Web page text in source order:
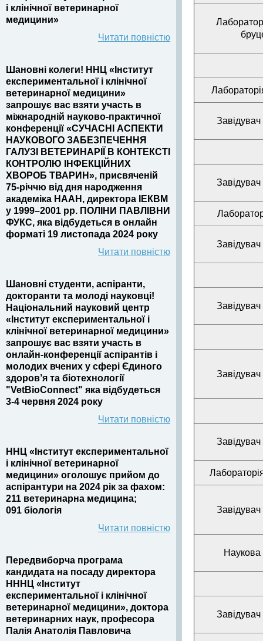
Завідувач
Завідувач
Завідувач
Завідувач
Завідувач
Завідувач
Завідувач
Наукова
Завідувач
і клінічної ветеринарної
медицини»
Читати повністю
Шановні колеги! ННЦ «Інститут
експериментальної і клінічної
ветеринарної медицини»
запрошує вас взяти участь в
міжнародній науково-практичної
конференції «СУЧАСНІ АСПЕКТИ
НАУКОВОГО ЗАБЕЗПЕЧЕННЯ
ГАЛУЗІ ВЕТЕРИНАРІЇ В КОНТЕКСТІ
КОНТРОЛЮ ІНФЕКЦІЙНИХ
ХВОРОБ ТВАРИН», присвяченій
75-річчю від дня народження
академіка НААН, директора ІЕКВМ
у 1999–2001 рр. ПОЛІНИ ПАВЛІВНИ
ФУКС, яка відбудеться в онлайн
форматі 19 листопада 2024 року
Читати повністю
Шановні студенти, аспіранти,
докторанти та молоді науковці!
Національний науковий центр
«Інститут експериментальної і
клінічної ветеринарної медицини»
запрошує вас взяти участь в
онлайн-конференції аспірантів і
молодих вчених у сфері Єдиного
здоров’я та біотехнології
"VetBioConnect" яка відбудеться
3-4 червня 2024 року
Читати повністю
ННЦ «Інститут експериментальної
і клінічної ветеринарної
медицини» оголошує прийом до
аспірантури на 2024 рік за фахом:
211 ветеринарна медицина;
091 біологія
Читати повністю
Передвиборча програма
кандидата на посаду директора
НННЦ «Інститут
експериментальної і клінічної
ветеринарної медицини», доктора
ветеринарних наук, професора
Палія Анатолія Павловича